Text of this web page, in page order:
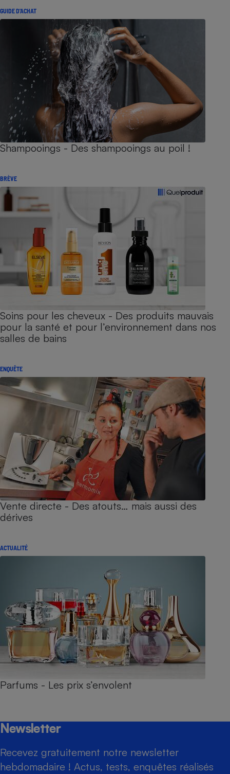
GUIDE D'ACHAT
Shampooings - Des shampooings au poil !
BRÈVE
Soins pour les cheveux - Des produits mauvais
pour la santé et pour l’environnement dans nos
salles de bains
ENQUÊTE
Vente directe - Des atouts… mais aussi des
dérives
ACTUALITÉ
Parfums - Les prix s’envolent
Newsletter
Recevez gratuitement notre newsletter
hebdomadaire ! Actus, tests, enquêtes réalisés